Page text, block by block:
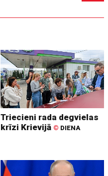
Triecieni rada degvielas
krīzi Krievijā © DIENA